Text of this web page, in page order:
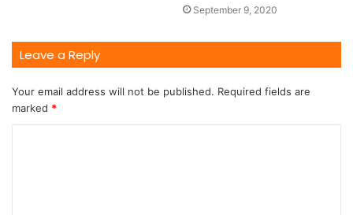
September 9, 2020
Leave a Reply
Your email address will not be published. Required fields are
marked *